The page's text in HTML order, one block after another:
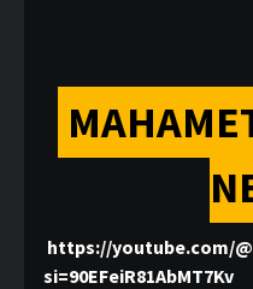
https://youtube.com/
si=90EFeiR81AbMT7Kv